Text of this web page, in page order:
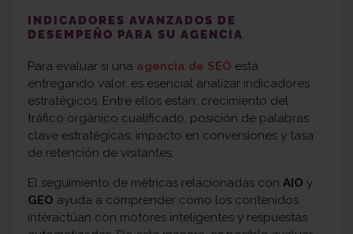
INDICADORES AVANZADOS DE
DESEMPEÑO PARA SU AGENCIA
Para evaluar si una agencia de SEO está
entregando valor, es esencial analizar indicadores
estratégicos. Entre ellos están: crecimiento del
tráfico orgánico cualificado, posición de palabras
clave estratégicas, impacto en conversiones y tasa
de retención de visitantes.
El seguimiento de métricas relacionadas con AIO y
GEO ayuda a comprender cómo los contenidos
interactúan con motores inteligentes y respuestas